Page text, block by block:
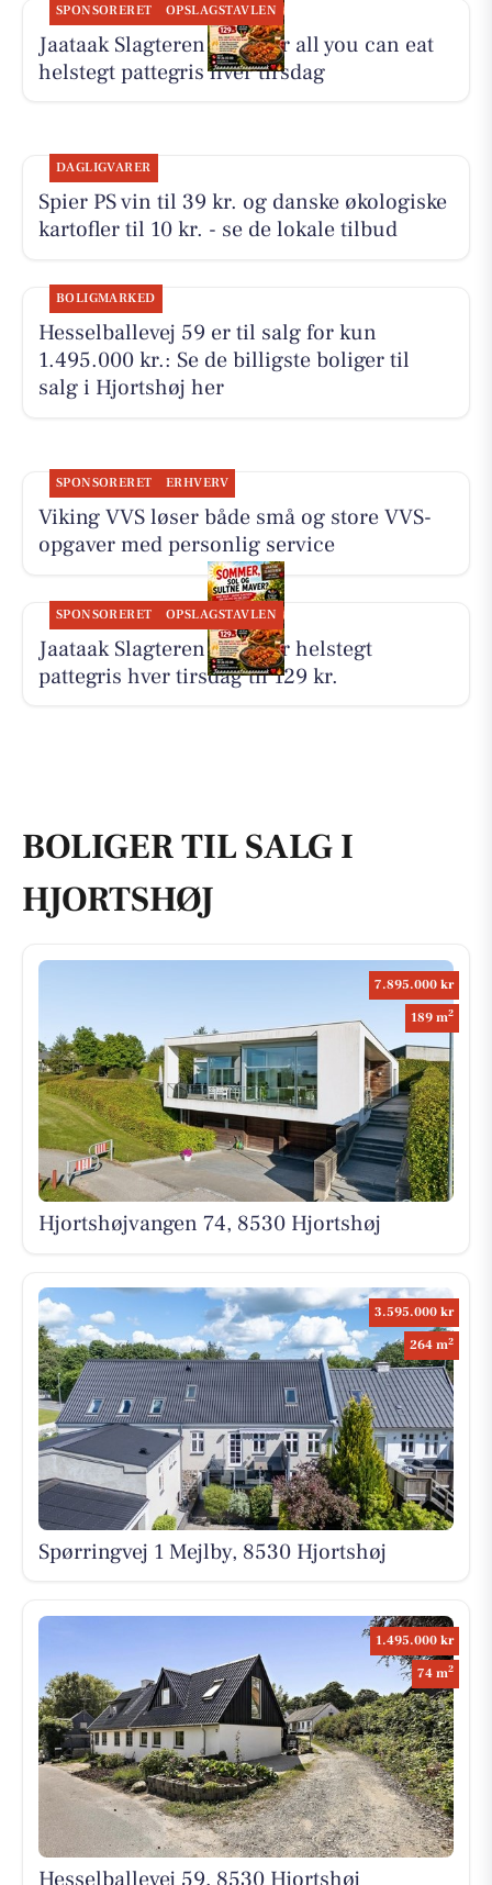
SPONSORERET OPSLAGSTAVLEN
Jaataak Slagteren serverer all you can eat
helstegt pattegris hver tirsdag
DAGLIGVARER
Spier PS vin til 39 kr. og danske økologiske
kartofler til 10 kr. - se de lokale tilbud
BOLIGMARKED
Hesselballevej 59 er til salg for kun
1.495.000 kr.: Se de billigste boliger til
salg i Hjortshøj her
SPONSORERET ERHVERV
Viking VVS løser både små og store VVS-
opgaver med personlig service
SPONSORERET OPSLAGSTAVLEN
Jaataak Slagteren serverer helstegt
pattegris hver tirsdag til 129 kr.
BOLIGER TIL SALG I
HJORTSHØJ
7.895.000 kr
189 m2
Hjortshøjvangen 74, 8530 Hjortshøj
3.595.000 kr
264 m2
Spørringvej 1 Mejlby, 8530 Hjortshøj
1.495.000 kr
74 m2